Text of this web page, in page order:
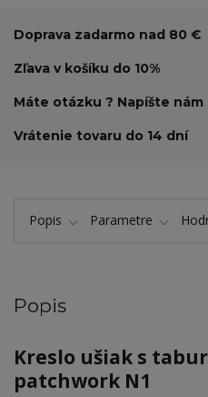
Doprava zadarmo nad 80 €
Zľava v košíku do 10%
Máte otázku ? Napíšte nám
Vrátenie tovaru do 14 dní
Popis Parametre
Popis
Kreslo ušiak s
patchwork N1